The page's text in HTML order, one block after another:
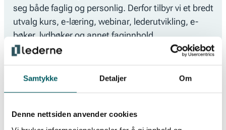
Samtykke Detaljer Om
Denne nettsiden anvender cookies
seg både faglig og personlig. Derfor tilbyr vi et bredt
utvalg kurs, e-læring, webinar, lederutvikling, e-
bøker, lydbøker og annet faginnhold.